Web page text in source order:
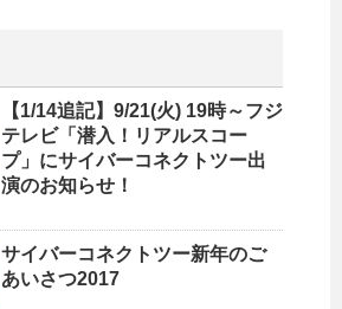
【1/14追記】9/21(火) 19時～フジ
テレビ「潜入！リアルスコー
プ」にサイバーコネクトツー出
演のお知らせ！
サイバーコネクトツー新年のご
あいさつ2017